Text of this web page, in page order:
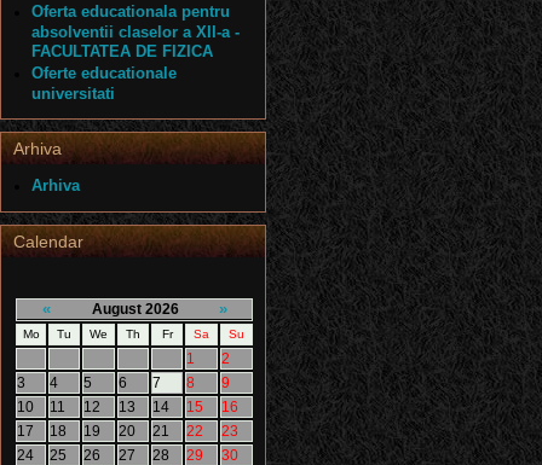
Oferta educationala pentru
absolventii claselor a XII-a -
FACULTATEA DE FIZICA
Oferte educationale
universitati
Arhiva
Arhiva
Calendar
« August 2026 »
Mo Tu We Th Fr Sa Su
1
2
3
4 5 6 7 8
9
10
11 12 13 14 15
16
17
18 19 20 21 22
23
24
25 26 27 28 29
30